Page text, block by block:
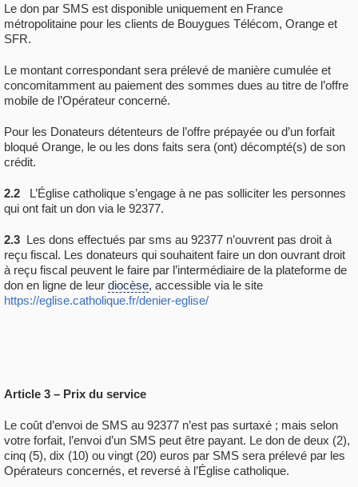
Le don par SMS est disponible uniquement en France
métropolitaine pour les clients de Bouygues Télécom, Orange et
SFR.
Le montant correspondant sera prélevé de manière cumulée et
concomitamment au paiement des sommes dues au titre de l’offre
mobile de l’Opérateur concerné.
Pour les Donateurs détenteurs de l’offre prépayée ou d’un forfait
bloqué Orange, le ou les dons faits sera (ont) décompté(s) de son
crédit.
2.2 L’Église catholique s’engage à ne pas solliciter les personnes
qui ont fait un don via le 92377.
2.3 Les dons effectués par sms au 92377 n’ouvrent pas droit à
reçu fiscal. Les donateurs qui souhaitent faire un don ouvrant droit
à reçu fiscal peuvent le faire par l’intermédiaire de la plateforme de
don en ligne de leur diocèse, accessible via le site
https://eglise.catholique.fr/denier-eglise/
Article 3 – Prix du service
Le coût d’envoi de SMS au 92377 n’est pas surtaxé ; mais selon
votre forfait, l’envoi d’un SMS peut être payant. Le don de deux (2),
cinq (5), dix (10) ou vingt (20) euros par SMS sera prélevé par les
Opérateurs concernés, et reversé à l’Église catholique.